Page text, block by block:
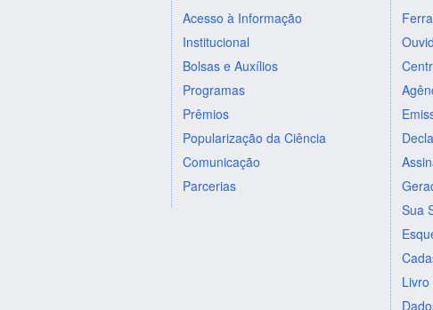
Acesso à Informação
Institucional
Bolsas e Auxílios
Programas
Prêmios
Popularização da Ciência
Comunicação
Parcerias
Sua
Livro